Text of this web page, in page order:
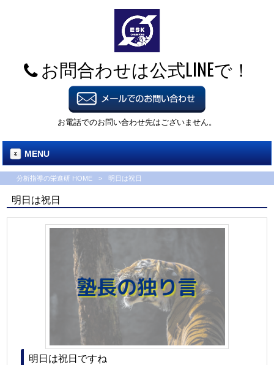
お問合わせは公式LINEで！
お電話でのお問い合わせ先はございません。
MENU
分析指導の栄進研 HOME > 明日は祝日
明日は祝日
明日は祝日ですね